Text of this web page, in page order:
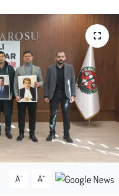
A- A+